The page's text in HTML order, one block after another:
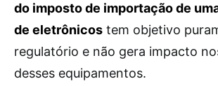
do imposto de importação de
de eletrônicos tem objetivo
regulatório e não gera impacto
desses equipamentos.